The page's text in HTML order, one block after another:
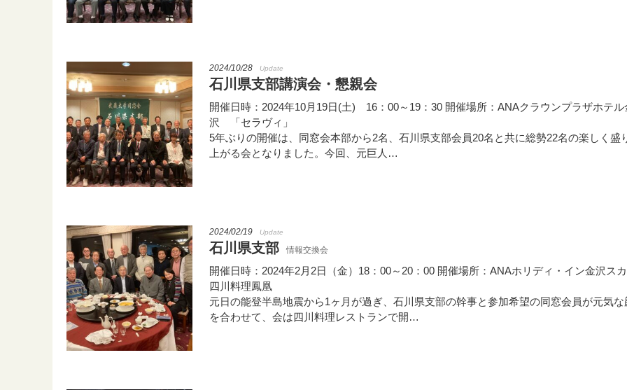
2024/10/28 Update
石川県支部講演会・懇親会
開催日時：2024年10月19日(土) 16：00～19：30 開催場所：ANAクラウンプラザホテル
沢 「セラヴィ」
5年ぶりの開催は、同窓会本部から2名、石川県支部会員20名と共に総勢22名の楽しく盛
上がる会となりました。今回、元巨人…
2024/02/19 Update
石川県支部 情報交換会
開催日時：2024年2月2日（金）18：00～20：00 開催場所：ANAホリディ・イン金沢ス
四川料理鳳凰
元日の能登半島地震から1ヶ月が過ぎ、石川県支部の幹事と参加希望の同窓会員が元気な
を合わせて、会は四川料理レストランで開…